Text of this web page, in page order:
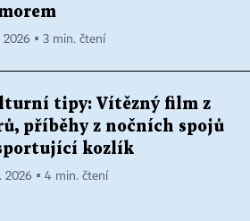
2026 ▪ 3 min. čtení
tipy: Vítězný film z
příběhy z nočních spojů
kozlík
2026 ▪ 4 min. čtení